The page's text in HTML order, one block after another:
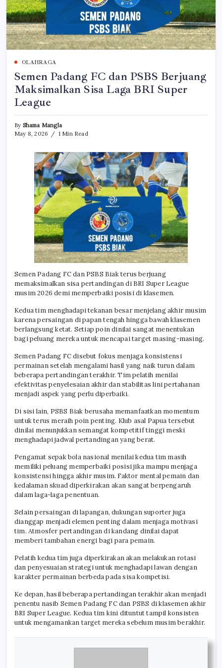
OLAHRAGA
Semen Padang FC dan PSBS Berjuang
Maksimalkan Sisa Laga BRI Super
League
By Shama Mangla
May 8, 2026
1 Min Read
Semen Padang FC dan PSBS Biak terus berjuang
memaksimalkan sisa pertandingan di BRI Super League
musim 2026 demi memperbaiki posisi di klasemen.
Kedua tim menghadapi tekanan besar menjelang akhir musim
karena persaingan di papan tengah hingga bawah klasemen
berlangsung ketat. Setiap poin dinilai sangat menentukan
bagi peluang mereka untuk mencapai target masing-masing.
Semen Padang FC disebut fokus menjaga konsistensi
permainan setelah mengalami hasil yang naik turun dalam
beberapa pertandingan terakhir. Tim pelatih menilai
efektivitas penyelesaian akhir dan stabilitas lini pertahanan
menjadi aspek yang perlu diperbaiki.
Di sisi lain, PSBS Biak berusaha memanfaatkan momentum
untuk terus meraih poin penting. Klub asal Papua tersebut
dinilai menunjukkan semangat kompetitif tinggi meski
menghadapi jadwal pertandingan yang berat.
Pengamat sepak bola nasional menilai kedua tim masih
memiliki peluang memperbaiki posisi jika mampu menjaga
konsistensi hingga akhir musim. Faktor mental pemain dan
kedalaman skuad diperkirakan akan sangat berpengaruh
dalam laga-laga penentuan.
Selain persaingan di lapangan, dukungan suporter juga
dianggap menjadi elemen penting dalam menjaga motivasi
tim. Atmosfer pertandingan di kandang dinilai dapat
memberi tambahan energi bagi para pemain.
Pelatih kedua tim juga diperkirakan akan melakukan rotasi
dan penyesuaian strategi untuk menghadapi lawan dengan
karakter permainan berbeda pada sisa kompetisi.
Ke depan, hasil beberapa pertandingan terakhir akan menjadi
penentu nasib Semen Padang FC dan PSBS di klasemen akhir
BRI Super League. Kedua tim kini dituntut tampil konsisten
untuk mengamankan target mereka sebelum musim berakhir.